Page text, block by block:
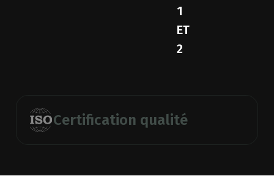
Certification qualité
1
ET
2